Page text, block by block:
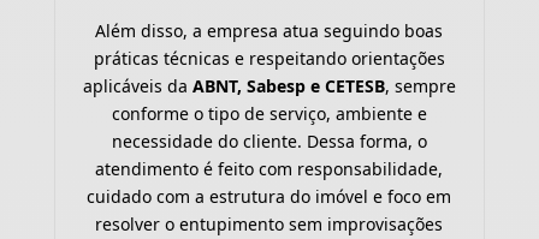
Além disso, a empresa atua seguindo boas
práticas técnicas e respeitando orientações
aplicáveis da ABNT, Sabesp e CETESB, sempre
conforme o tipo de serviço, ambiente e
necessidade do cliente. Dessa forma, o
atendimento é feito com responsabilidade,
cuidado com a estrutura do imóvel e foco em
resolver o entupimento sem improvisações